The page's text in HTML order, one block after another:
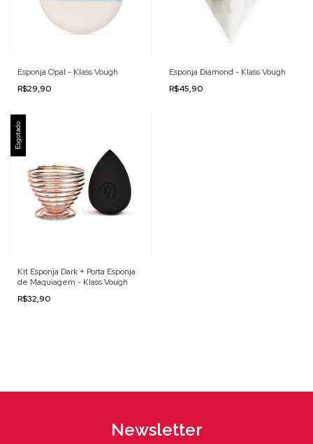
Esponja Opal - Klass Vough
R$29,90
Esponja Diamond - Klass Vough
R$45,90
Esgotado
Kit Esponja Dark + Porta Esponja
de Maquiagem - Klass Vough
R$32,90
Newsletter